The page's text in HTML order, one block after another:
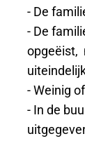
- De
- De
opgeëist,
- Weinig
- In de